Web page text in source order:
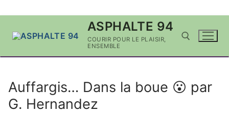
ASPHALTE 94
COURIR POUR LE PLAISIR,
ENSEMBLE
Auffargis… Dans la boue 😮 par
G. Hernandez